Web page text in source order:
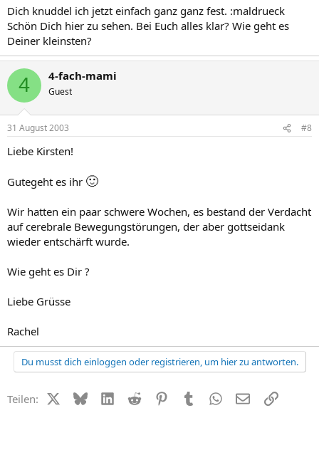
Dich knuddel ich jetzt einfach ganz ganz fest. :maldrueck
Schön Dich hier zu sehen. Bei Euch alles klar? Wie geht es
Deiner kleinsten?
4 4-fach-mami
Guest
31 August 2003 #8
Liebe Kirsten!
Gutegeht es ihr 🙂
Wir hatten ein paar schwere Wochen, es bestand der Verdacht
auf cerebrale Bewegungstörungen, der aber gottseidank
wieder entschärft wurde.
Wie geht es Dir ?
Liebe Grüsse
Rachel
Du musst dich einloggen oder registrieren, um hier zu antworten.
Teilen: X (Twitter)
BlueskyLinkedIn
Reddit PinterestTumblr WhatsApp
E-MailLink